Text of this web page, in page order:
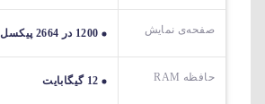
صفحه‌ی نمایش 1200 در 2664 پیکسل
حافظه RAM 12 گیگابایت